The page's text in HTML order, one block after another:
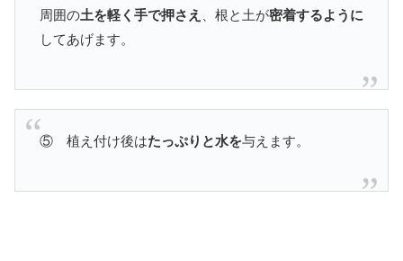
周囲の土を軽く手で押さえ 、根と土が密着するように
してあげます。
⑤ 植え付け後はたっぷりと水を与えます。